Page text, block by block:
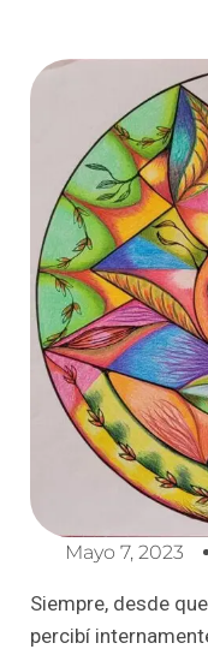
Mayo 7, 2023
Siempre, desde
percibí